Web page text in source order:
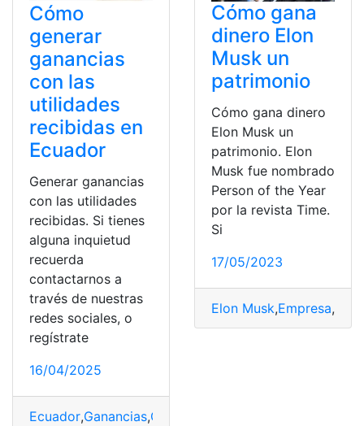
Cómo
generar
ganancias
con las
utilidades
recibidas en
Ecuador
Generar ganancias
con las utilidades
recibidas. Si tienes
alguna inquietud
recuerda
contactarnos a
través de nuestras
redes sociales, o
regístrate
16/04/2025
Ecuador,Ganancias,Generar
Cómo gana
dinero Elon
Musk un
patrimonio
Cómo gana dinero
Elon Musk un
patrimonio. Elon
Musk fue nombrado
Person of the Year
por la revista Time.
Si
17/05/2023
Elon Musk,Empresa,